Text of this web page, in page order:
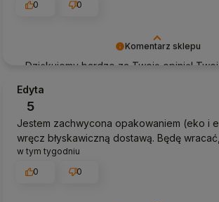
Komentarz sklepu
Dziękujemy bardzo za Twoją opinię!
właściwym torze :) Z pozdrowieniami,
0
0
Edyta
5
Jestem zachwycona opakowaniem (eko i
wręcz błyskawiczną dostawą. Będę
w tym tygodniu
0
0